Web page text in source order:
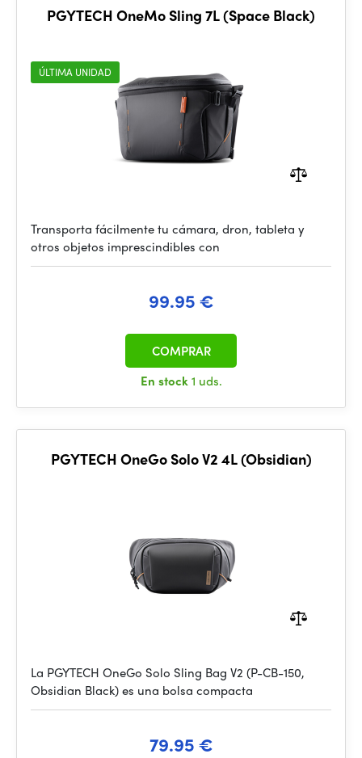
PGYTECH OneMo Sling 7L (Space Black)
ÚLTIMA UNIDAD
Transporta fácilmente tu cámara, dron, tableta y
otros objetos imprescindibles con
99.95 €
En stock1 uds.
COMPRAR
PGYTECH OneGo Solo V2 4L (Obsidian)
La PGYTECH OneGo Solo Sling Bag V2 (P-CB-150,
Obsidian Black) es una bolsa compacta
79.95 €